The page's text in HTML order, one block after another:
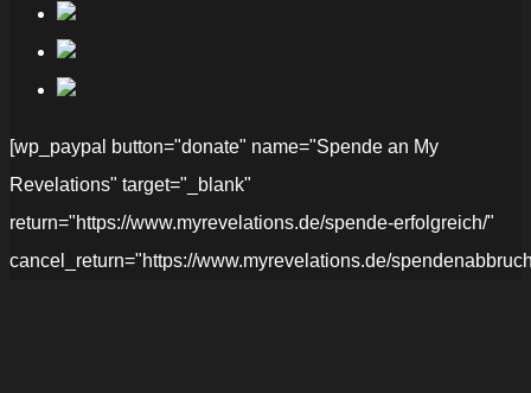
[wp_paypal button="donate" name="Spende an My
Revelations" target="_blank"
return="https://www.myrevelations.de/spende-erfolgreich/"
cancel_return="https://www.myrevelations.de/